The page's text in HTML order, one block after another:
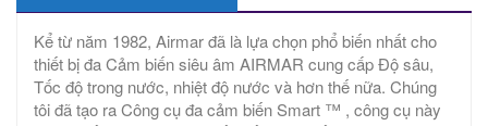
Kể từ năm 1982, Airmar đã là lựa chọn phổ biến nhất cho
thiết bị đa Cảm biến siêu âm AIRMAR cung cấp Độ sâu,
Tốc độ trong nước, nhiệt độ nước và hơn thế nữa. Chúng
tôi đã tạo ra Công cụ đa cảm biến Smart ™ , công cụ này